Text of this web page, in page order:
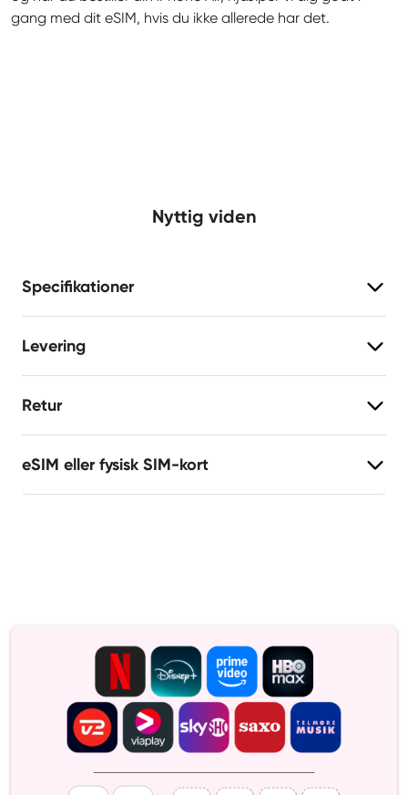
gang med dit eSIM, hvis du ikke allerede har det.
Nyttig viden
Specifikationer
Levering
Retur
eSIM eller fysisk SIM-kort